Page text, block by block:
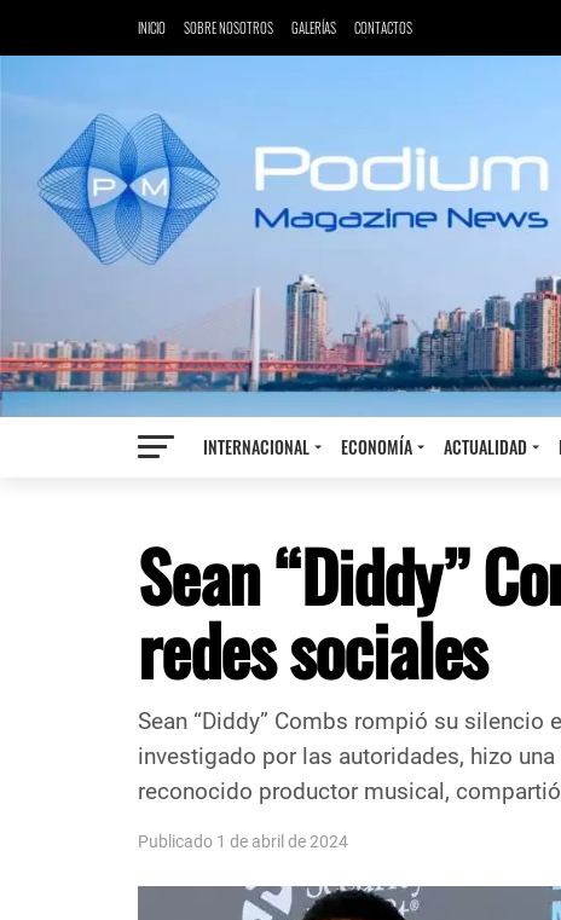
INICIO SOBRE NOSOTROS GALERÍAS CONTACTOS
INTERNACIONAL ECONOMÍA ACTUALIDAD
Sean “Diddy”
redes sociales
Sean “Diddy” Combs rompió su silencio
investigado por las autoridades, hizo
reconocido productor musical,
Publicado 1 de abril de 2024